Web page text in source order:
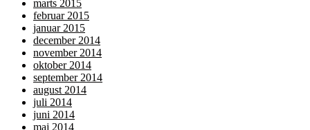
marts 2015
februar 2015
januar 2015
december 2014
november 2014
oktober 2014
september 2014
august 2014
juli 2014
juni 2014
maj 2014